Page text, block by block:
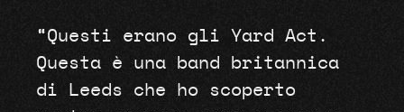
“Questi erano gli Yard Act.
Questa è una band britannica
di Leeds che ho scoperto